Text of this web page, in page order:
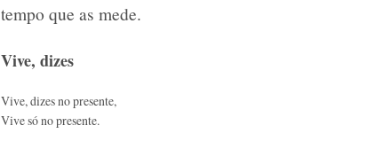
tempo que as mede.
Vive, dizes
Vive, dizes no presente,
Vive só no presente.